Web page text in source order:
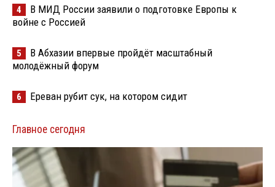
4
В МИД России заявили о подготовке Европы к
войне с Россией
5
В Абхазии впервые пройдёт масштабный
молодёжный форум
6 Ереван рубит сук, на котором сидит
Главное сегодня